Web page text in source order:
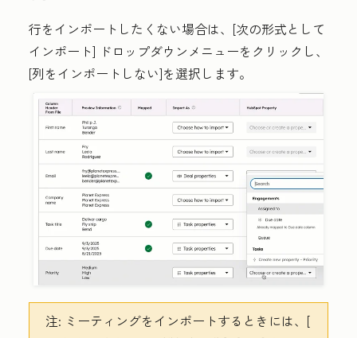
行をインポートしたくない場合は、[次の形式として
インポート] ドロップダウンメニューをクリックし、
[列をインポートしない]を選択します。
注: ミーティングをインポートするときには、[